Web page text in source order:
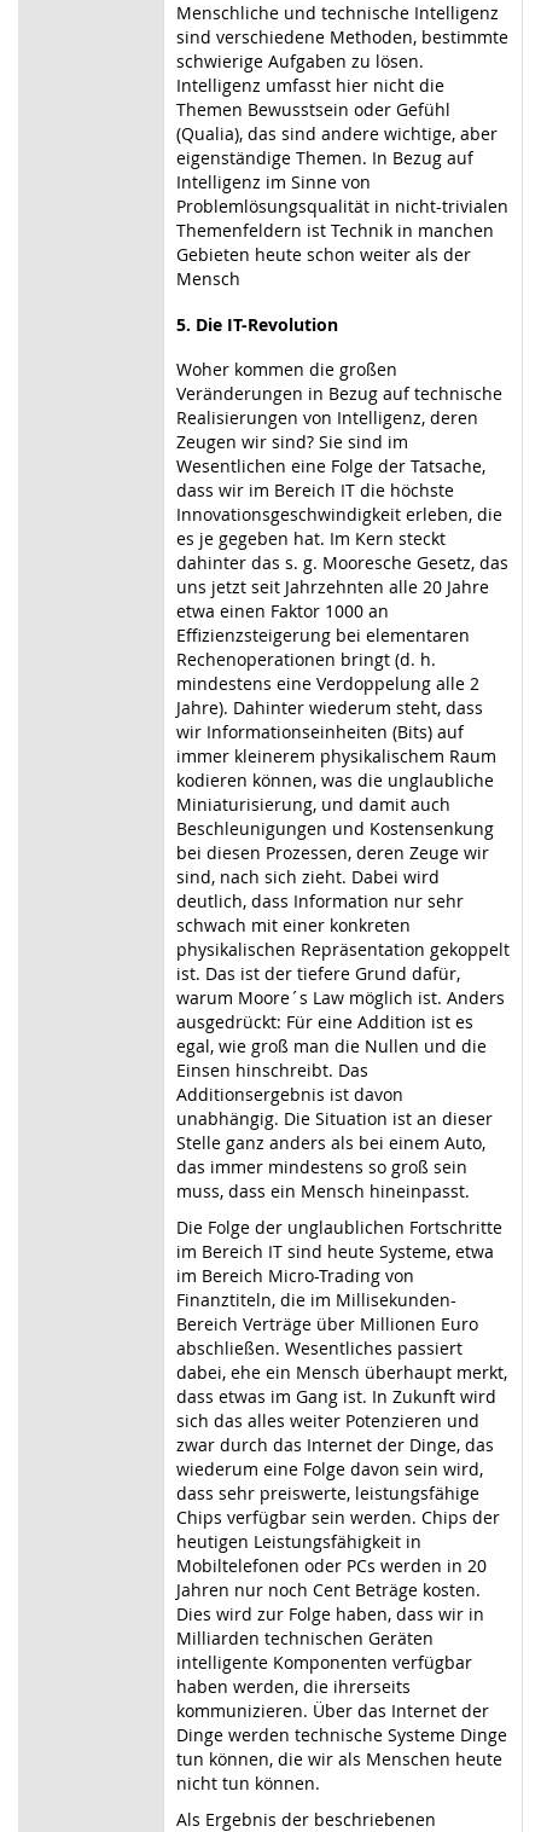
Menschliche und technische Intelligenz
sind verschiedene Methoden, bestimmte
schwierige Aufgaben zu lösen.
Intelligenz umfasst hier nicht die
Themen Bewusstsein oder Gefühl
(Qualia), das sind andere wichtige, aber
eigenständige Themen. In Bezug auf
Intelligenz im Sinne von
Problemlösungsqualität in nicht-trivialen
Themenfeldern ist Technik in manchen
Gebieten heute schon weiter als der
Mensch
5. Die IT-Revolution
Woher kommen die großen
Veränderungen in Bezug auf technische
Realisierungen von Intelligenz, deren
Zeugen wir sind? Sie sind im
Wesentlichen eine Folge der Tatsache,
dass wir im Bereich IT die höchste
Innovationsgeschwindigkeit erleben, die
es je gegeben hat. Im Kern steckt
dahinter das s. g. Mooresche Gesetz, das
uns jetzt seit Jahrzehnten alle 20 Jahre
etwa einen Faktor 1000 an
Effizienzsteigerung bei elementaren
Rechenoperationen bringt (d. h.
mindestens eine Verdoppelung alle 2
Jahre). Dahinter wiederum steht, dass
wir Informationseinheiten (Bits) auf
immer kleinerem physikalischem Raum
kodieren können, was die unglaubliche
Miniaturisierung, und damit auch
Beschleunigungen und Kostensenkung
bei diesen Prozessen, deren Zeuge wir
sind, nach sich zieht. Dabei wird
deutlich, dass Information nur sehr
schwach mit einer konkreten
physikalischen Repräsentation gekoppelt
ist. Das ist der tiefere Grund dafür,
warum Moore´s Law möglich ist. Anders
ausgedrückt: Für eine Addition ist es
egal, wie groß man die Nullen und die
Einsen hinschreibt. Das
Additionsergebnis ist davon
unabhängig. Die Situation ist an dieser
Stelle ganz anders als bei einem Auto,
das immer mindestens so groß sein
muss, dass ein Mensch hineinpasst.
Die Folge der unglaublichen Fortschritte
im Bereich IT sind heute Systeme, etwa
im Bereich Micro-Trading von
Finanztiteln, die im Millisekunden-
Bereich Verträge über Millionen Euro
abschließen. Wesentliches passiert
dabei, ehe ein Mensch überhaupt merkt,
dass etwas im Gang ist. In Zukunft wird
sich das alles weiter Potenzieren und
zwar durch das Internet der Dinge, das
wiederum eine Folge davon sein wird,
dass sehr preiswerte, leistungsfähige
Chips verfügbar sein werden. Chips der
heutigen Leistungsfähigkeit in
Mobiltelefonen oder PCs werden in 20
Jahren nur noch Cent Beträge kosten.
Dies wird zur Folge haben, dass wir in
Milliarden technischen Geräten
intelligente Komponenten verfügbar
haben werden, die ihrerseits
kommunizieren. Über das Internet der
Dinge werden technische Systeme Dinge
tun können, die wir als Menschen heute
nicht tun können.
Als Ergebnis der beschriebenen